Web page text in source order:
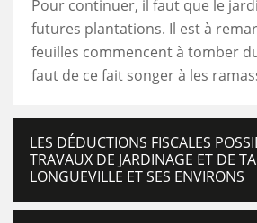
Pour continuer, il faut que le
futures plantations. Il est à
feuilles commencent à tomber
faut de ce fait songer à les
LES DÉDUCTIONS FISCALES
TRAVAUX DE JARDINAGE ET DE
LONGUEVILLE ET SES ENVIRONS